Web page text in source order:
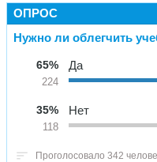
ОПРОС
Нужно ли облегчить
65%
224
Да
35%
118
Нет
Проголосовало 342